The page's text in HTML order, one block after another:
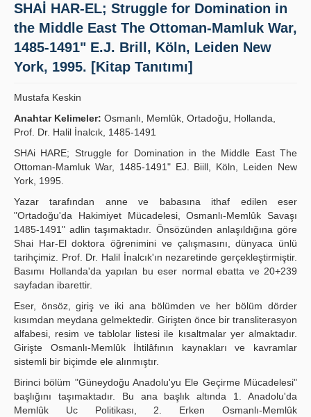
Dergi Kurulları
İlkeler
Yayın Politikaları
Kılavuzlar
İletişim
SHAİ HAR-EL; Struggle for Domination in
the Middle East The Ottoman-Mamluk War,
1485-1491" E.J. Brill, Köln, Leiden New
York, 1995. [Kitap Tanıtımı]
Mustafa Keskin
Anahtar Kelimeler: Osmanlı, Memlûk, Ortadoğu, Hollanda,
Prof. Dr. Halil İnalcık, 1485-1491
SHAi HARE; Struggle for Domination in the Middle East The
Ottoman-Mamluk War, 1485-1491" EJ. Biill, Köln, Leiden New
York, 1995.
Yazar tarafından anne ve babasına ithaf edilen eser
"Ortadoğu'da Hakimiyet Mücadelesi, Osmanlı-Memlûk Savaşı
1485-1491" adlin taşımaktadır. Önsözünden anlaşıldığına göre
Shai Har-El doktora öğrenimini ve çalışmasını, dünyaca ünlü
tarihçimiz. Prof. Dr. Halil İnalcık'ın nezaretinde gerçekleştirmiştir.
Basımı Hollanda'da yapılan bu eser normal ebatta ve 20+239
sayfadan ibarettir.
Eser, önsöz, giriş ve iki ana bölümden ve her bölüm dörder
kısımdan meydana gelmektedir. Girişten önce bir transliterasyon
alfabesi, resim ve tablolar listesi ile kısaltmalar yer almaktadır.
Girişte Osmanlı-Memlûk İhtilâfının kaynakları ve kavramlar
sistemli bir biçimde ele alınmıştır.
Birinci bölüm "Güneydoğu Anadolu'yu Ele Geçirme Mücadelesi"
başlığını taşımaktadır. Bu ana başlık altında 1. Anadolu'da
Memlûk Uc Politikası, 2. Erken Osmanlı-Memlûk